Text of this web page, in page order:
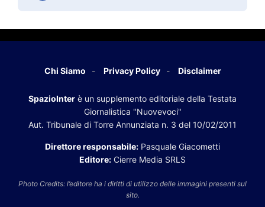
Chi Siamo Privacy Policy Disclaimer
SpazioInter è un supplemento editoriale della Testata
Giornalistica "Nuovevoci"
Aut. Tribunale di Torre Annunziata n. 3 del 10/02/2011
Direttore responsabile: Pasquale Giacometti
Editore: Cierre Media SRLS
Photo Credits: l’editore ha i diritti di utilizzo delle immagini presenti sul
sito.